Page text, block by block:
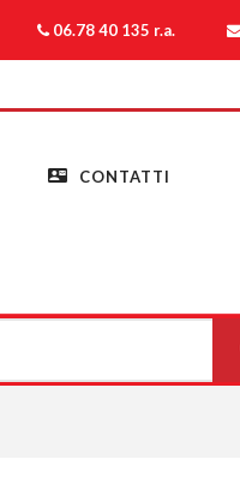
06.78 40 135 r.a.
CONTATTI